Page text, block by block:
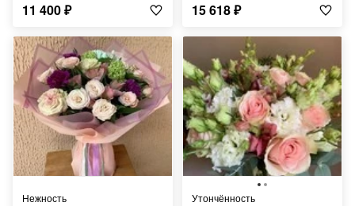
11 400₽ 15 618₽
Нежность Утончённость